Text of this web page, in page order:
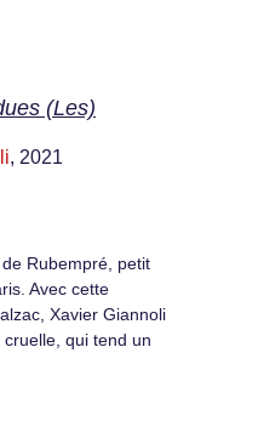
(Les)
, 2021
Rubempré, petit
Avec cette
Xavier Giannoli
qui tend un